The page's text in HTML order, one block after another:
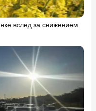
вслед за снижением